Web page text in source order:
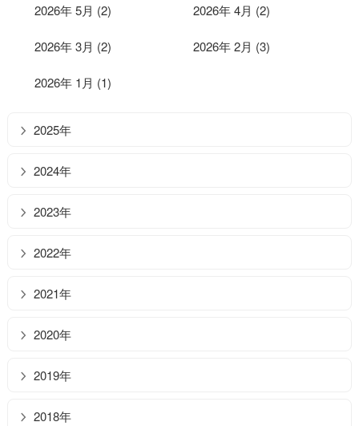
2026年 5月 (2) 2026年 4月 (2)
2026年 3月 (2) 2026年 2月 (3)
2026年 1月 (1)
2025年
2024年
2023年
2022年
2021年
2020年
2019年
2018年